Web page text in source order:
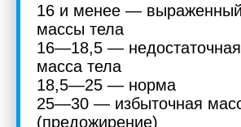
16 и менее —
массы тела
16—18,5 —
масса тела
18,5—25 — норма
25—30 — избыточная
(предожирение)